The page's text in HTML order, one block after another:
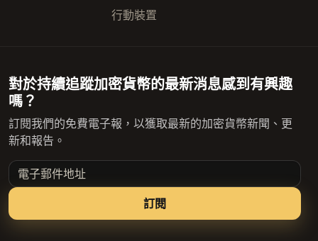
行動裝置
對於持續追蹤加密貨幣的最新消息感到有興趣
嗎？
訂閱我們的免費電子報，以獲取最新的加密貨幣新聞、更
新和報告。
電子郵件地址
訂閱